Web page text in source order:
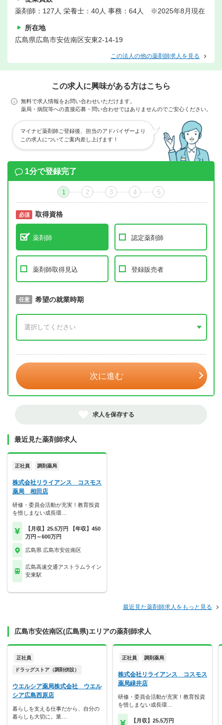
薬剤師：127人 栄養士：40人 事務：64人 ※2025年8月現在
所在地
広島県広島市安佐南区安東2-14-19
この法人の他の薬剤師求人を見る
この求人に興味がある方はこちら
無料で求人情報をお問い合わせいただけます。
薬局・病院等への直接応募・問い合わせではありませんのでご安心ください。
マイナビ薬剤師ご登録後、担当のアドバイザーより
この求人についてご案内差し上げます！
1分で登録完了
1 2 3 4 5
必須 取得資格
薬剤師 認定薬剤師
薬剤師取得見込 登録販売者
必須 取得予定年
任意 希望の就業時期
次に進む
求人を保存する
最近見た薬剤師求人
正社員 調剤薬局
株式会社リライアンス コスモス
薬局 相田店
研修・委員会活動が充実！教育投資
を惜しまない成長環…
【月収】25.5万円 【年収】450
万円～600万円
広島県 広島市安佐南区
広島高速交通アストラムライン
安東駅
最近見た薬剤師求人をもっと見る
広島市安佐南区(広島県)エリアの薬剤師求人
正社員
ドラッグストア（調剤併設）
ウエルシア薬局株式会社 ウエル
シア広島西原店
暮らしを支える仕事だから、自分の
暮らしも大切に。業…
正社員 調剤薬局
株式会社リライアンス コスモス
薬局緑井店
研修・委員会活動が充実！教育投資
を惜しまない成長環…
【月収】25.5万円